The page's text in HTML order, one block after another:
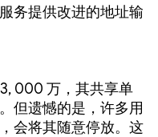
务提供改进的地址输
000 万，其共享单
但遗憾的是，许多用
会将其随意停放。这